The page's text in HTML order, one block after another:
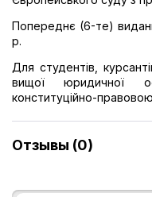
Попереднє (6-те)
р.
Для студентів,
вищої юридичної
конституційно-
Отзывы (0)